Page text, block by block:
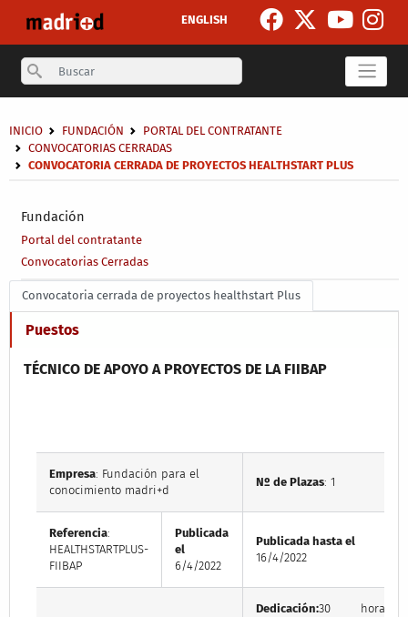
ENGLISH
Search
Fundación
Portal del contratante
Convocatorias Cerradas
Sobrescribir enlaces de ayuda a la navegación
INICIO FUNDACIÓN
PORTAL DEL CONTRATANTE
CONVOCATORIAS CERRADAS
CONVOCATORIA CERRADA DE PROYECTOS HEALTHSTART PLUS
Main menu level 4
Convocatoria cerrada de proyectos healthstart Plus
Puestos
TÉCNICO DE APOYO A PROYECTOS DE LA FIIBAP
Empresa: Fundación para el
conocimiento madri+d
Nº de Plazas: 1
Referencia:
HEALTHSTARTPLUS-
FIIBAP
Publicada
el
6/4/2022
Publicada hasta el
16/4/2022
Dedicación:30 horas